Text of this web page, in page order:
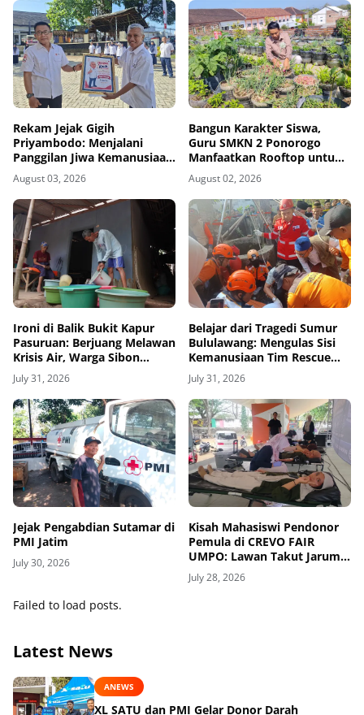
Rekam Jejak Gigih
Priyambodo: Menjalani
Panggilan Jiwa Kemanusiaan
dari Bangku Sekolah hingga
Purna Tugas di PMI
August 03, 2026
Bangun Karakter Siswa,
Guru SMKN 2 Ponorogo
Manfaatkan Rooftop untuk
Ketahanan Pangan
August 02, 2026
Ironi di Balik Bukit Kapur
Pasuruan: Berjuang Melawan
Krisis Air, Warga Sibon
Bertahan Hidup Lewat
Selang Kemanusiaan
July 31, 2026
Belajar dari Tragedi Sumur
Bululawang: Mengulas Sisi
Kemanusiaan Tim Rescue
dan Pentingnya Amankan
Sumur Aktif di Permukiman
July 31, 2026
Jejak Pengabdian Sutamar di
PMI Jatim
July 30, 2026
Kisah Mahasiswi Pendonor
Pemula di CREVO FAIR
UMPO: Lawan Takut Jarum
Suntik demi Kemanusiaan
July 28, 2026
Failed to load posts.
Latest News
ANEWS
XL SATU dan PMI Gelar Donor Darah